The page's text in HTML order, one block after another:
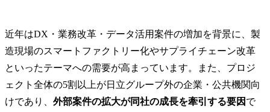
近年はDX・業務改革・データ活用案件の増加を背景に、製
造現場のスマートファクトリー化やサプライチェーン改革
といったテーマへの需要が高まっています。また、プロジ
ェクト全体の5割以上が日立グループ外の企業・公共機関向
けであり、 外部案件の拡大が同社の成長を牽引する要因 で